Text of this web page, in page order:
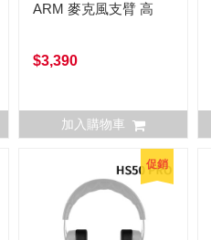
ARM 麥克風支臂 高
$3,390
加入購物車
促銷